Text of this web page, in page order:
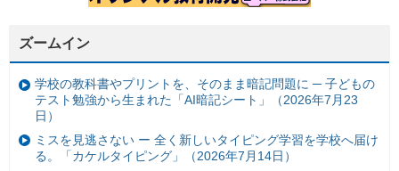
ズームイン
学校の教科書やプリントを、そのまま暗記問題に ─ 子どもの
テスト勉強から生まれた「AI暗記シート」（2026年7月23
日）
ミスを見逃さない ー 全く新しいタイピング学習を学校へ届け
る。「カケルタイピング」（2026年7月14日）